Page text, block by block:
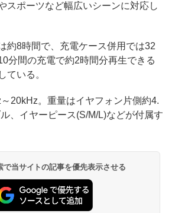
スポーツなど幅広いシーンに対応し
約8時間で、充電ケース併用では32
分間の充電で約2時間分再生できる
ている。
20kHz。重量はイヤフォン片側約4.
、イヤーピース(S/M/L)などが付属す
当サイトの記事を優先表示させる